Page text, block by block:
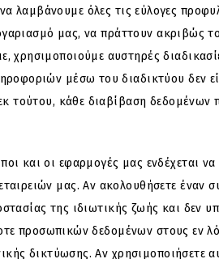
όλες τις εύλογες
μας, να πράττουν ακριβώς το
αυστηρές
μέσω του διαδικτύου δεν
κάθε διαβίβαση δεδομένων
και οι εφαρμογές μας ενδέχεται να
μας. Αν ακολουθήσετε έναν
της ιδιωτικής ζωής και δεν
προσωπικών δεδομένων στους εν
δικτύωσης. Αν χρησιμοποιήσετε